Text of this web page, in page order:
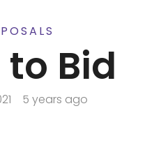
Bid
5 years ago